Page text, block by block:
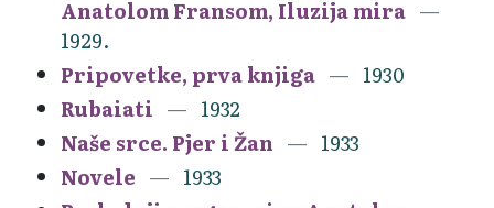
Anatolom Fransom, Iluzija mira
1929.
Pripovetke, prva knjiga
1930
Rubaiati
1932
Naše srce. Pjer i Žan
1933
Novele
1933